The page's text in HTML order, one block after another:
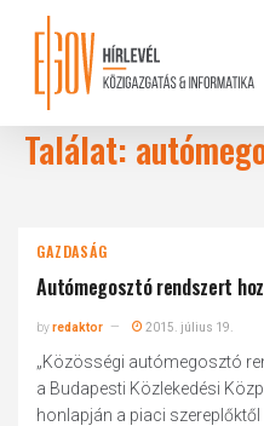
content
Találat:
GAZDASÁG
Autómegosztó rendszert
byredaktor 2015. július 19.
„Közösségi autómegosztó
a Budapesti Közlekedési
honlapján a piaci